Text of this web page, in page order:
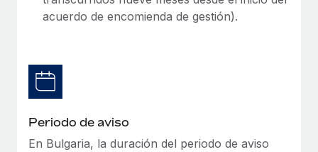
acuerdo de encomienda de gestión).
Periodo de aviso
En Bulgaria, la duración del periodo de aviso